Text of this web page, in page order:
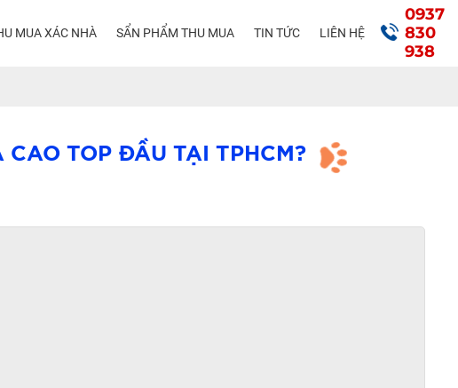
MUA XÁC NHÀ SẨN PHẨM THU MUA TIN TỨC LIÊN HỆ
0937
830
938
TOP ĐẦU TẠI TPHCM?